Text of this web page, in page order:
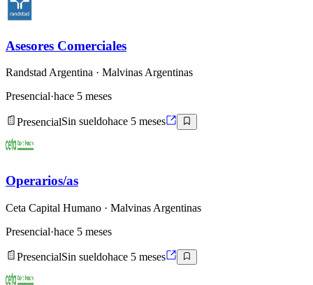
Asesores Comerciales
Randstad Argentina · Malvinas Argentinas
Presencial·hace 5 meses
PresencialSin sueldohace 5 meses
Operarios/as
Ceta Capital Humano · Malvinas Argentinas
Presencial·hace 5 meses
PresencialSin sueldohace 5 meses